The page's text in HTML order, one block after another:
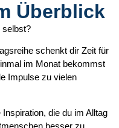
Überblick
selbst?
schenkt dir Zeit für
im Monat bekommst
Impulse zu vielen
die du im Alltag
besser zu